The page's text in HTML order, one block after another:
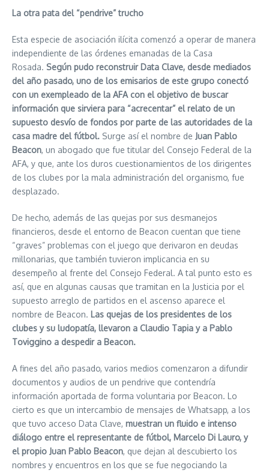
La otra pata del “pendrive” trucho
Esta especie de asociación ilícita comenzó a operar de manera
independiente de las órdenes emanadas de la Casa
Rosada. Según pudo reconstruir Data Clave, desde mediados
del año pasado, uno de los emisarios de este grupo conectó
con un exempleado de la AFA con el objetivo de buscar
información que sirviera para “acrecentar” el relato de un
supuesto desvío de fondos por parte de las autoridades de la
casa madre del fútbol. Surge así el nombre de Juan Pablo
Beacon, un abogado que fue titular del Consejo Federal de la
AFA, y que, ante los duros cuestionamientos de los dirigentes
de los clubes por la mala administración del organismo, fue
desplazado.
De hecho, además de las quejas por sus desmanejos
financieros, desde el entorno de Beacon cuentan que tiene
“graves” problemas con el juego que derivaron en deudas
millonarias, que también tuvieron implicancia en su
desempeño al frente del Consejo Federal. A tal punto esto es
así, que en algunas causas que tramitan en la Justicia por el
supuesto arreglo de partidos en el ascenso aparece el
nombre de Beacon. Las quejas de los presidentes de los
clubes y su ludopatía, llevaron a Claudio Tapia y a Pablo
Toviggino a despedir a Beacon.
A fines del año pasado, varios medios comenzaron a difundir
documentos y audios de un pendrive que contendría
información aportada de forma voluntaria por Beacon. Lo
cierto es que un intercambio de mensajes de Whatsapp, a los
que tuvo acceso Data Clave, muestran un fluido e intenso
diálogo entre el representante de fútbol, Marcelo Di Lauro, y
el propio Juan Pablo Beacon, que dejan al descubierto los
nombres y encuentros en los que se fue negociando la